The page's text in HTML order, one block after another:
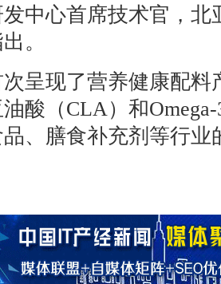
中心首席技术官，北
。
呈现了营养健康配料
酸（CLA）和
、膳食补充剂等行业